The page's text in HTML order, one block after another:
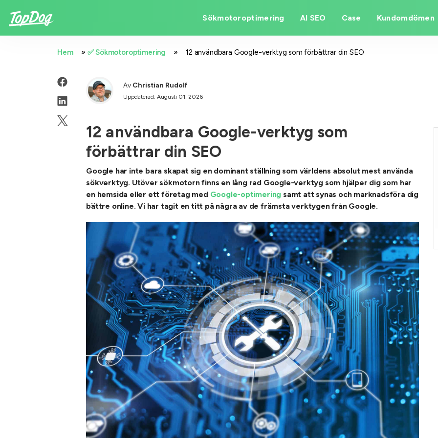
Sökmotoroptimering AI SEO Case Kundomdömen
Hem » ✅ Sökmotoroptimering » 12 användbara Google-verktyg som förbättrar din SEO
Av Christian Rudolf
Uppdaterad: Augusti 01, 2026
12 användbara Google-verktyg som
förbättrar din SEO
Google har inte bara skapat sig en dominant ställning som världens absolut mest använda
sökverktyg. Utöver sökmotorn finns en lång rad Google-verktyg som hjälper dig som har
en hemsida eller ett företag med Google-optimering samt att synas och marknadsföra dig
bättre online. Vi har tagit en titt på några av de främsta verktygen från Google.